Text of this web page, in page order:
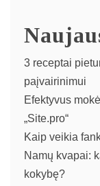
3 receptai
paįvairinimui
Efektyvus
„Site.pro“
Kaip veikia
Namų kvapai:
kokybę?